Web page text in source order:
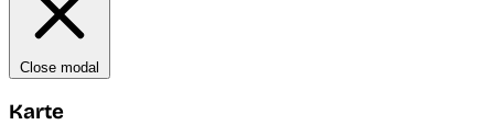
Close modal
Karte